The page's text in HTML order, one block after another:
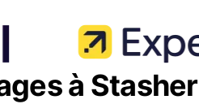
à Stasher